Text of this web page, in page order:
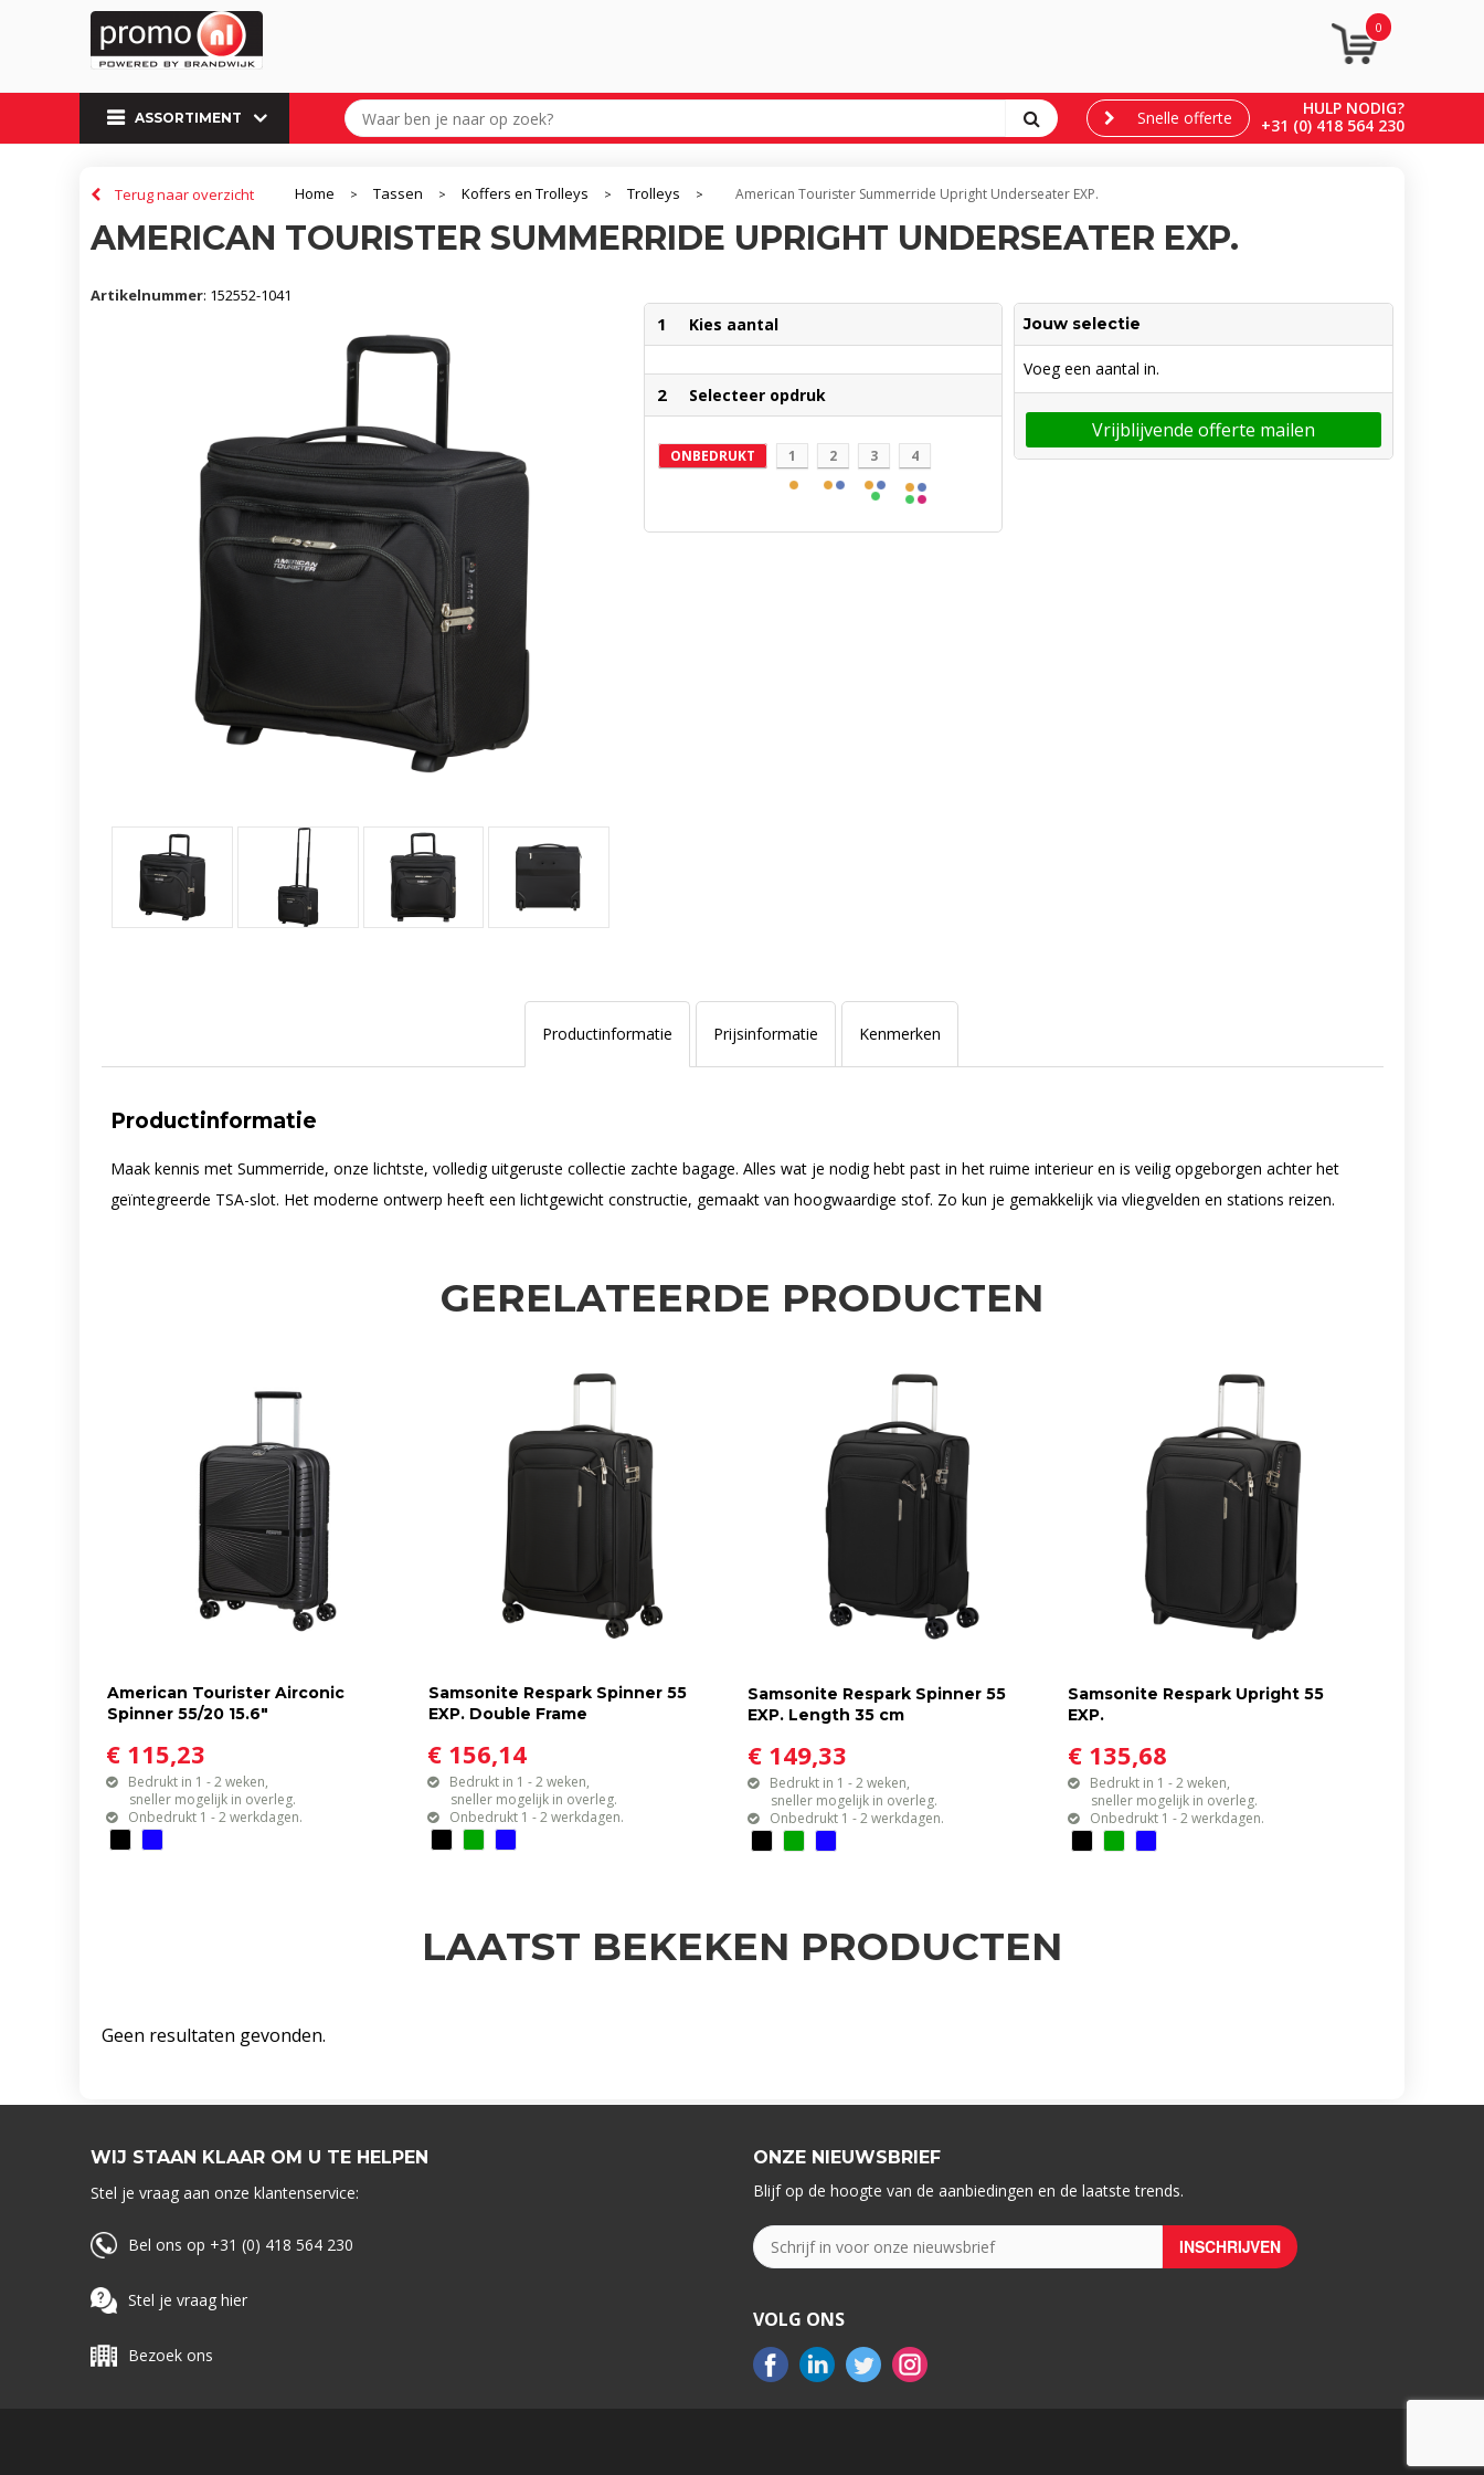
0
ASSORTIMENT
HULP NODIG?
+31 (0) 418 564 230
Snelle offerte
Terug naar overzicht Home > Tassen > Koffers en Trolleys > Trolleys > American Tourister Summerride Upright Underseater EXP.
AMERICAN TOURISTER SUMMERRIDE UPRIGHT UNDERSEATER EXP.
Artikelnummer: 152552-1041
1 Kies aantal
2 Selecteer opdruk
ONBEDRUKT 1 2 3 4
Jouw selectie
Voeg een aantal in.
Vrijblijvende offerte mailen
Productinformatie Prijsinformatie Kenmerken
Productinformatie
Maak kennis met Summerride, onze lichtste, volledig uitgeruste collectie zachte bagage. Alles wat je nodig hebt past in het ruime interieur en is veilig opgeborgen achter het
geïntegreerde TSA-slot. Het moderne ontwerp heeft een lichtgewicht constructie, gemaakt van hoogwaardige stof. Zo kun je gemakkelijk via vliegvelden en stations reizen.
GERELATEERDE PRODUCTEN
American Tourister Airconic
Spinner 55/20 15.6"
€ 115,23
Bedrukt in 1 - 2 weken,
sneller mogelijk in overleg.
Onbedrukt 1 - 2 werkdagen.
Samsonite Respark Spinner 55
EXP. Double Frame
€ 156,14
Bedrukt in 1 - 2 weken,
sneller mogelijk in overleg.
Onbedrukt 1 - 2 werkdagen.
Samsonite Respark Spinner 55
EXP. Length 35 cm
€ 149,33
Bedrukt in 1 - 2 weken,
sneller mogelijk in overleg.
Onbedrukt 1 - 2 werkdagen.
Samsonite Respark Upright 55
EXP.
€ 135,68
Bedrukt in 1 - 2 weken,
sneller mogelijk in overleg.
Onbedrukt 1 - 2 werkdagen.
LAATST BEKEKEN PRODUCTEN
Geen resultaten gevonden.
WIJ STAAN KLAAR OM U TE HELPEN
Stel je vraag aan onze klantenservice:
Bel ons op +31 (0) 418 564 230
Stel je vraag hier
Bezoek ons
ONZE NIEUWSBRIEF
Blijf op de hoogte van de aanbiedingen en de laatste trends.
VOLG ONS